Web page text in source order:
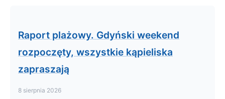
Raport plażowy. Gdyński weekend
rozpoczęty, wszystkie kąpieliska
zapraszają
8 sierpnia 2026